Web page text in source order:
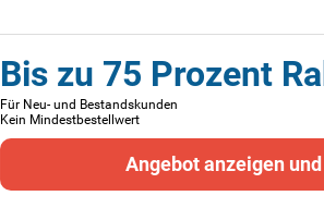
Bis zu 75 Prozent
Für Neu- und Bestandskunden
Kein Mindestbestellwert
Angebot anzeigen